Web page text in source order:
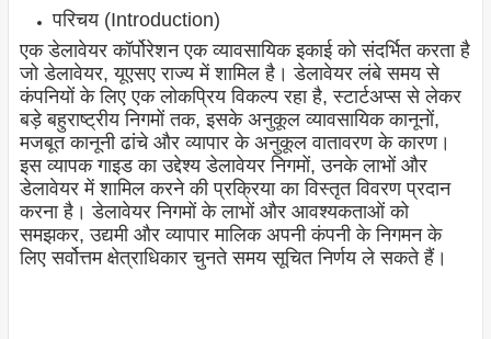
परिचय (Introduction)
एक डेलावेयर कॉर्पोरेशन एक व्यावसायिक इकाई को संदर्भित करता है
जो डेलावेयर, यूएसए राज्य में शामिल है। डेलावेयर लंबे समय से
कंपनियों के लिए एक लोकप्रिय विकल्प रहा है, स्टार्टअप्स से लेकर
बड़े बहुराष्ट्रीय निगमों तक, इसके अनुकूल व्यावसायिक कानूनों,
मजबूत कानूनी ढांचे और व्यापार के अनुकूल वातावरण के कारण।
इस व्यापक गाइड का उद्देश्य डेलावेयर निगमों, उनके लाभों और
डेलावेयर में शामिल करने की प्रक्रिया का विस्तृत विवरण प्रदान
करना है। डेलावेयर निगमों के लाभों और आवश्यकताओं को
समझकर, उद्यमी और व्यापार मालिक अपनी कंपनी के निगमन के
लिए सर्वोत्तम क्षेत्राधिकार चुनते समय सूचित निर्णय ले सकते हैं।